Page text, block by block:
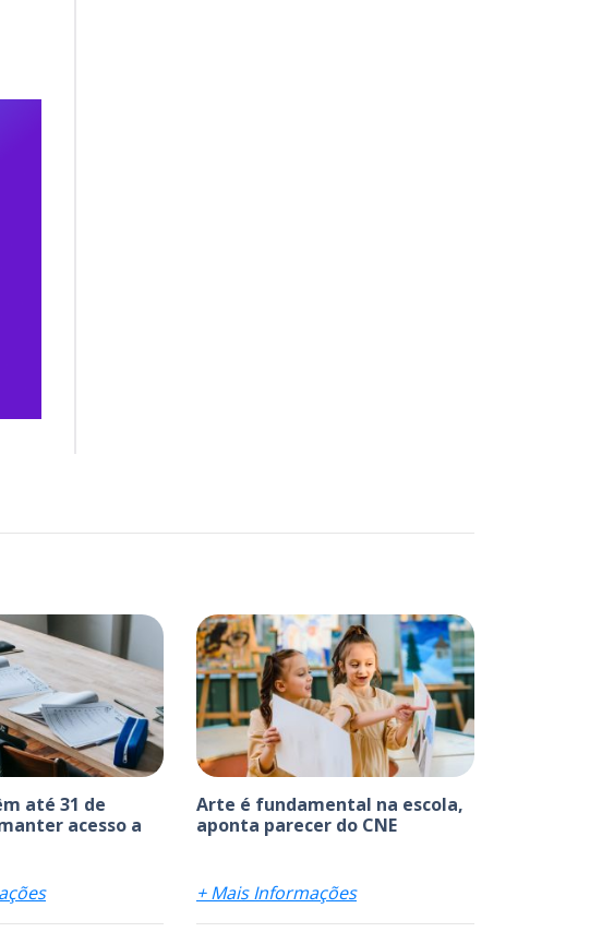
até 31 de
acesso a
Arte é fundamental na escola,
aponta parecer do CNE
+ Mais Informações